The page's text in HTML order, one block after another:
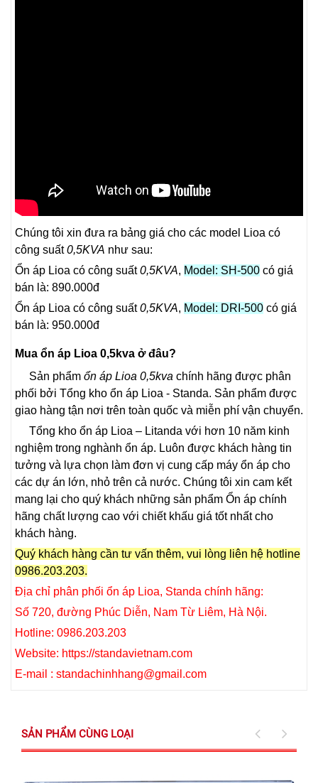
Chúng tôi xin đưa ra bảng giá cho các model Lioa có
công suất0,5KVA như sau:
Ổn áp Lioa có công suất0,5KVA, Model: SH-500 có giá
bán là: 890.000đ
Ổn áp Lioa có công suất0,5KVA, Model: DRI-500 có giá
bán là: 950.000đ
Mua ổn áp Lioa 0,5kva ở đâu?
Sản phẩm ổn áp Lioa 0,5kva chính hãng được phân
phối bởi Tổng kho ổn áp Lioa - Standa. Sản phẩm được
giao hàng tận nơi trên toàn quốc và miễn phí vận chuyển.
Tổng kho ổn áp Lioa – Litanda với hơn 10 năm kinh
nghiệm trong nghành ổn áp. Luôn được khách hàng tin
tưởng và lựa chọn làm đơn vị cung cấp máy ổn áp cho
các dự án lớn, nhỏ trên cả nước. Chúng tôi xin cam kết
mang lại cho quý khách những sản phẩm Ổn áp chính
hãng chất lượng cao với chiết khấu giá tốt nhất cho
khách hàng.
Quý khách hàng cần tư vấn thêm, vui lòng liên hệ hotline
0986.203.203.
Địa chỉ phân phối ổn áp Lioa, Standa chính hãng:
Số 720, đường Phúc Diễn, Nam Từ Liêm, Hà Nội.
Hotline: 0986.203.203
Website: https://standavietnam.com
E-mail : standachinhhang@gmail.com
SẢN PHẨM CÙNG LOẠI